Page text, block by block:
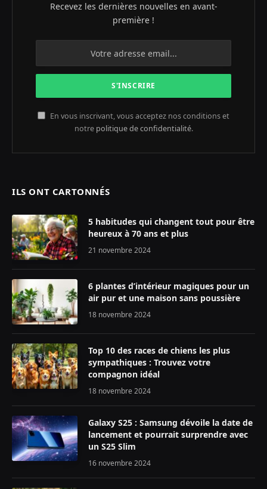
Recevez les dernières nouvelles en avant-
première !
En vous inscrivant, vous acceptez nos conditions et
notre politique de confidentialité.
ILS ONT CARTONNÉS
5 habitudes qui changent tout pour être
heureux à 70 ans et plus
21 novembre 2024
6 plantes d’intérieur magiques pour un
air pur et une maison sans poussière
18 novembre 2024
Top 10 des races de chiens les plus
sympathiques : Trouvez votre
compagnon idéal
18 novembre 2024
Galaxy S25 : Samsung dévoile la date de
lancement et pourrait surprendre avec
un S25 Slim
16 novembre 2024